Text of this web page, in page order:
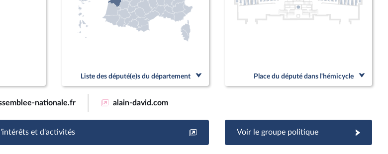
Liste des député(e)s du département Place du député dans l'hémicycle
nationale.fr alain-david.com
et d'activités Voir le groupe politique